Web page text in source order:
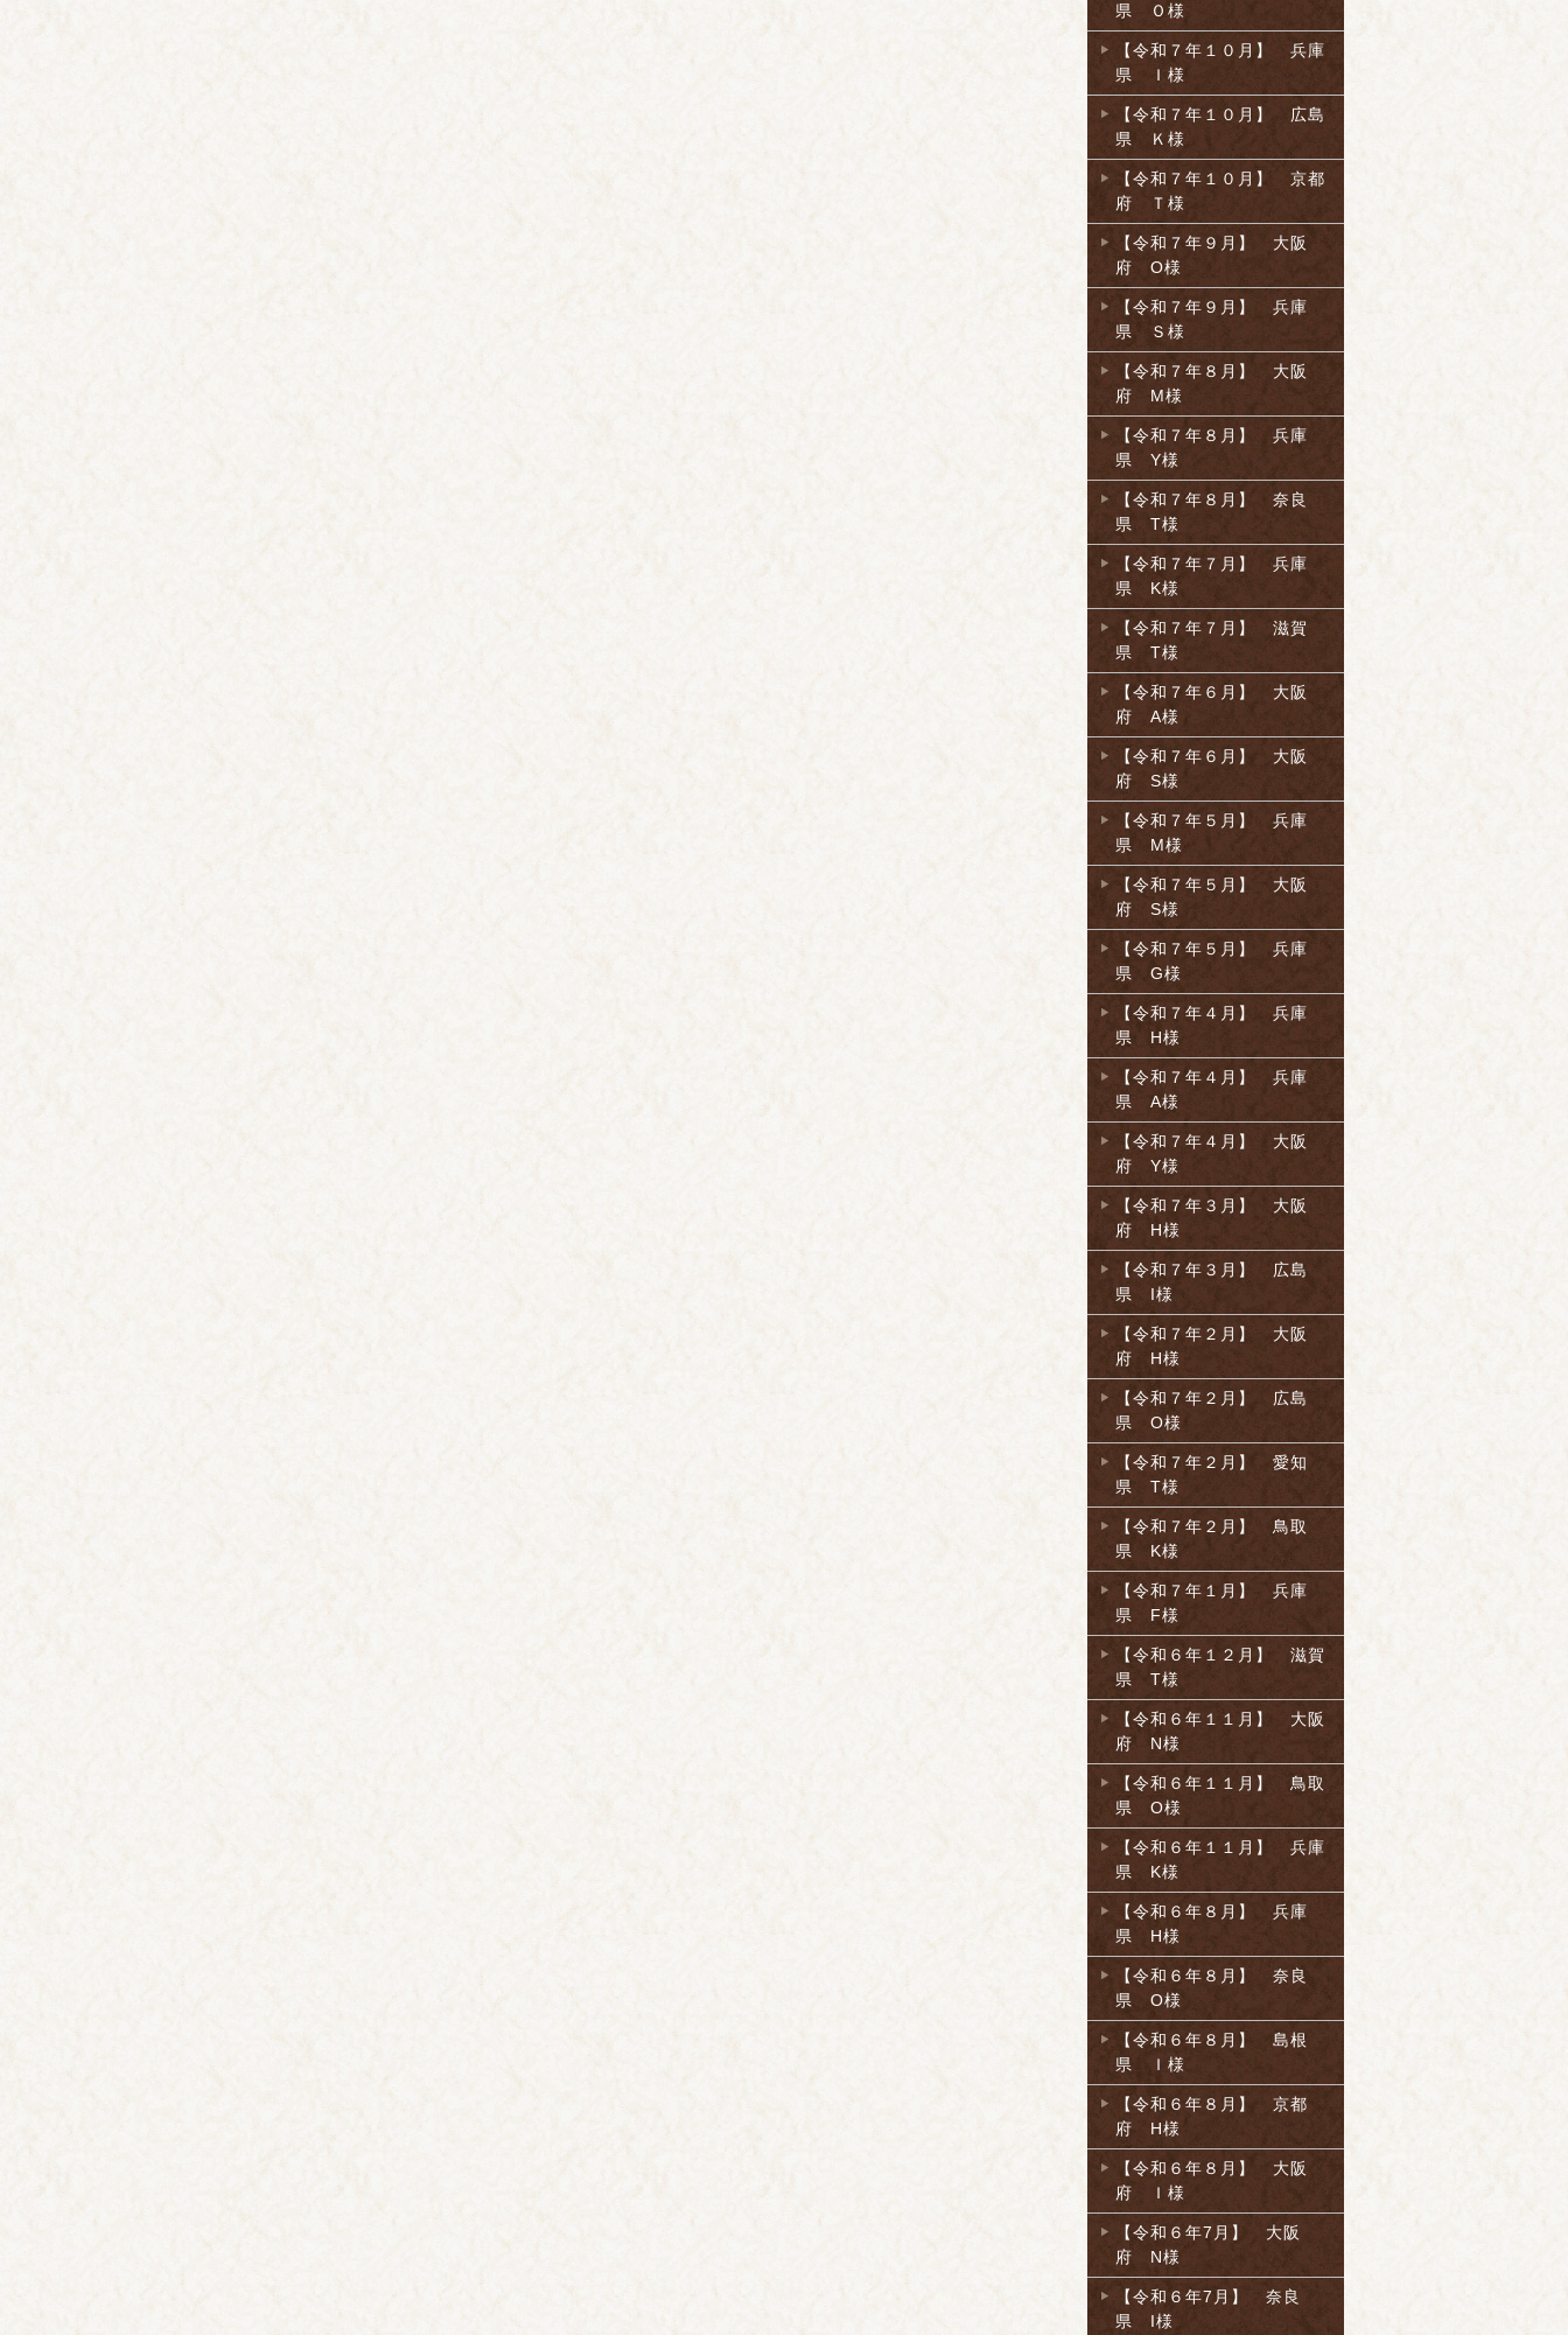
県 Ｏ様
【令和７年１０月】 兵庫
県 Ｉ様
【令和７年１０月】 広島
県 Ｋ様
【令和７年１０月】 京都
府 Ｔ様
【令和７年９月】 大阪
府 O様
【令和７年９月】 兵庫
県 Ｓ様
【令和７年８月】 大阪
府 M様
【令和７年８月】 兵庫
県 Y様
【令和７年８月】 奈良
県 T様
【令和７年７月】 兵庫
県 K様
【令和７年７月】 滋賀
県 T様
【令和７年６月】 大阪
府 A様
【令和７年６月】 大阪
府 S様
【令和７年５月】 兵庫
県 M様
【令和７年５月】 大阪
府 S様
【令和７年５月】 兵庫
県 G様
【令和７年４月】 兵庫
県 H様
【令和７年４月】 兵庫
県 A様
【令和７年４月】 大阪
府 Y様
【令和７年３月】 大阪
府 H様
【令和７年３月】 広島
県 I様
【令和７年２月】 大阪
府 H様
【令和７年２月】 広島
県 O様
【令和７年２月】 愛知
県 T様
【令和７年２月】 鳥取
県 K様
【令和７年１月】 兵庫
県 F様
【令和６年１２月】 滋賀
県 T様
【令和６年１１月】 大阪
府 N様
【令和６年１１月】 鳥取
県 O様
【令和６年１１月】 兵庫
県 K様
【令和６年８月】 兵庫
県 H様
【令和６年８月】 奈良
県 O様
【令和６年８月】 島根
県 Ｉ様
【令和６年８月】 京都
府 H様
【令和６年８月】 大阪
府 Ｉ様
【令和６年7月】 大阪
府 N様
【令和６年7月】 奈良
県 I様